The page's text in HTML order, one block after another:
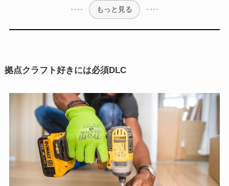
もっと見る
拠点クラフト好きには必須DLC